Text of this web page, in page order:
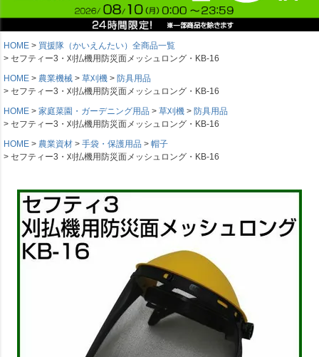
HOME
買援隊（かいえんたい）全商品一覧
セフティー3・刈払機用防災面メッシュロング・KB-16
HOME
農業機械 草刈機
防具用品
セフティー3・刈払機用防災面メッシュロング・KB-16
HOME
家庭菜園・ガーデニング用品 草刈機
防具用品
セフティー3・刈払機用防災面メッシュロング・KB-16
HOME
農業資材 手袋・保護用品
帽子
セフティー3・刈払機用防災面メッシュロング・KB-16